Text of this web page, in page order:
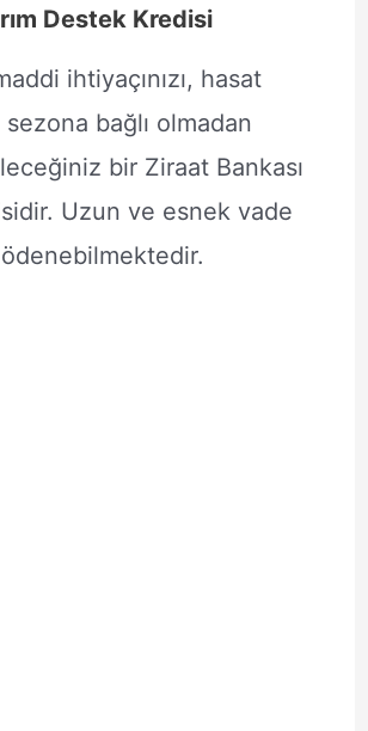
Destek Kredisi
ihtiyaçınızı, hasat
bağlı olmadan
bir Ziraat Bankası
Uzun ve esnek vade